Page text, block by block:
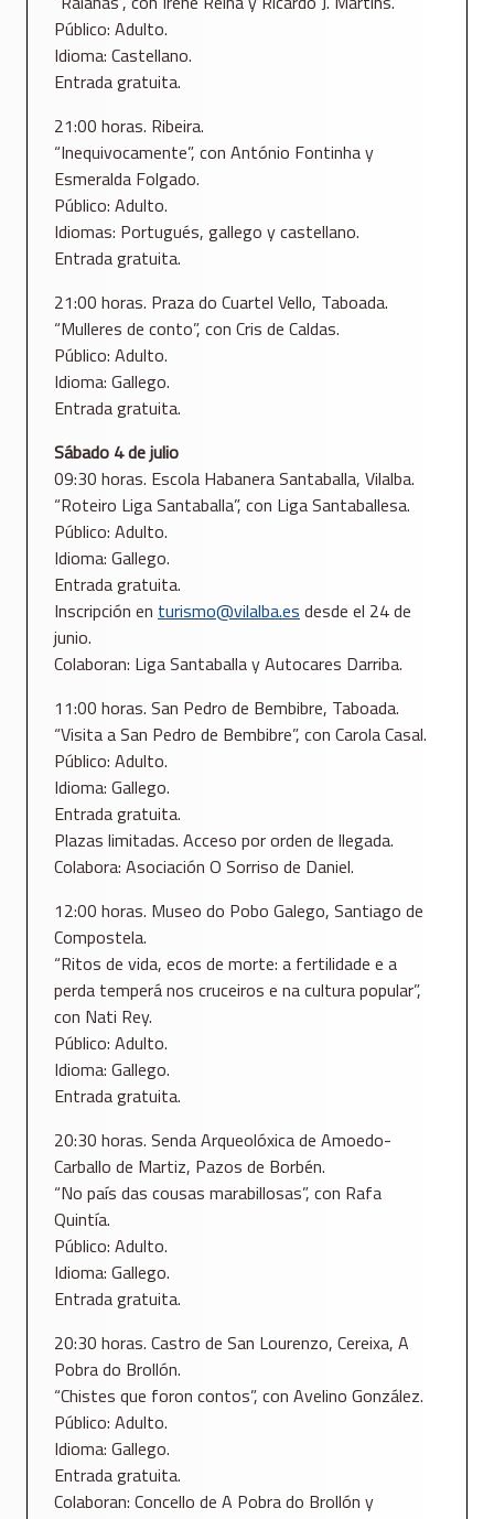
Público: Adulto.
Idioma: Castellano.
Entrada gratuita.
21:00 horas. Ribeira.
“Inequivocamente”, con António Fontinha y
Esmeralda Folgado.
Público: Adulto.
Idiomas: Portugués, gallego y castellano.
Entrada gratuita.
21:00 horas. Praza do Cuartel Vello, Taboada.
“Mulleres de conto”, con Cris de Caldas.
Público: Adulto.
Idioma: Gallego.
Entrada gratuita.
Sábado 4 de julio
09:30 horas. Escola Habanera Santaballa, Vilalba.
“Roteiro Liga Santaballa”, con Liga Santaballesa.
Público: Adulto.
Idioma: Gallego.
Entrada gratuita.
Inscripción en turismo@vilalba.es desde el 24 de
junio.
Colaboran: Liga Santaballa y Autocares Darriba.
11:00 horas. San Pedro de Bembibre, Taboada.
“Visita a San Pedro de Bembibre”, con Carola Casal.
Público: Adulto.
Idioma: Gallego.
Entrada gratuita.
Plazas limitadas. Acceso por orden de llegada.
Colabora: Asociación O Sorriso de Daniel.
12:00 horas. Museo do Pobo Galego, Santiago de
Compostela.
“Ritos de vida, ecos de morte: a fertilidade e a
perda temperá nos cruceiros e na cultura popular”,
con Nati Rey.
Público: Adulto.
Idioma: Gallego.
Entrada gratuita.
20:30 horas. Senda Arqueolóxica de Amoedo-
Carballo de Martiz, Pazos de Borbén.
“No país das cousas marabillosas”, con Rafa
Quintía.
Público: Adulto.
Idioma: Gallego.
Entrada gratuita.
20:30 horas. Castro de San Lourenzo, Cereixa, A
Pobra do Brollón.
“Chistes que foron contos”, con Avelino González.
Público: Adulto.
Idioma: Gallego.
Entrada gratuita.
Colaboran: Concello de A Pobra do Brollón y